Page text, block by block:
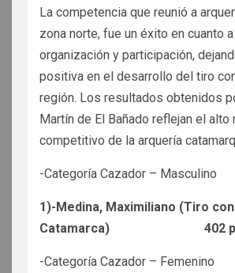
La competencia que reunió a
zona norte, fue un éxito en cuanto
organización y participación,
positiva en el desarrollo del tiro
región. Los resultados obtenidos
Martín de El Bañado reflejan el alto
competitivo de la arquería
-Categoría Cazador – Masculino
1)-Medina, Maximiliano (Tiro
Catamarca) 402
-Categoría Cazador – Femenino